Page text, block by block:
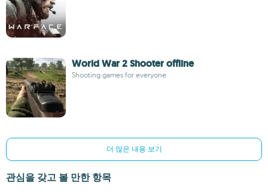
World War 2 Shooter offline
Shooting games for everyone
더 많은 내용 보기
관심을 갖고 볼 만한 항목